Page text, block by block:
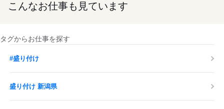
こんなお仕事も見ています
タグからお仕事を探す
#盛り付け
盛り付け 新潟県